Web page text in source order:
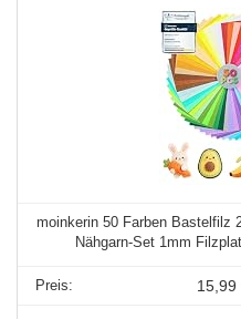
moinkerin 50 Farben Bastelfilz
Nähgarn-Set 1mm
15,99